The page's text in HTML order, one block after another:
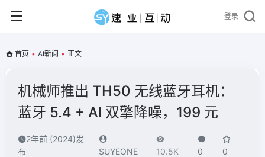
登录
首页 • AI新闻 • 正文
机械师推出 TH50 无线蓝牙耳机：
蓝牙 5.4 + AI 双擎降噪，199 元
2年前 (2024)发
布
SUYEONE 10.5K 0 0